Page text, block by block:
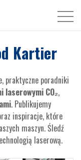
Kartier
praktyczne poradniki
laserowymi CO₂,
. Publikujemy
inspiracje, które
maszyn. Śledź
laserową.